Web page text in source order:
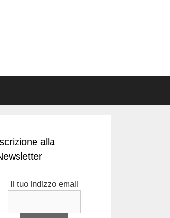
alla
Il tuo indizzo email